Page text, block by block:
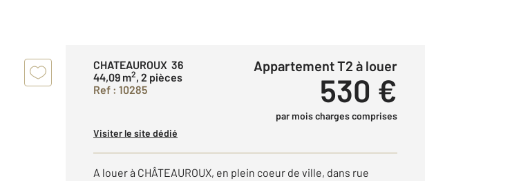
CHATEAUROUX 36
44,09 m2, 2 pièces
Ref : 10285
Appartement T2 à louer
530 €
par mois charges comprises
Visiter le site dédié
A louer à CHÂTEAUROUX, en plein coeur de ville, dans rue